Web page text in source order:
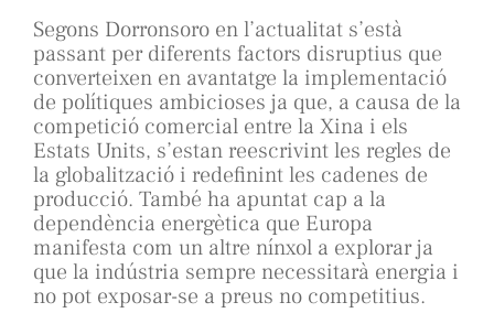
Segons Dorronsoro en l’actualitat s’està
passant per diferents factors disruptius que
converteixen en avantatge la implementació
de polítiques ambicioses ja que, a causa de la
competició comercial entre la Xina i els
Estats Units, s’estan reescrivint les regles de
la globalització i redefinint les cadenes de
producció. També ha apuntat cap a la
dependència energètica que Europa
manifesta com un altre nínxol a explorar ja
que la indústria sempre necessitarà energia i
no pot exposar-se a preus no competitius.